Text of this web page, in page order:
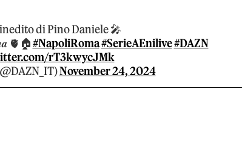
di Pino Daniele 🎤
🫀🏠#NapoliRoma#SerieAEnilive#DAZN
rT3kwycJMk
November 24, 2024